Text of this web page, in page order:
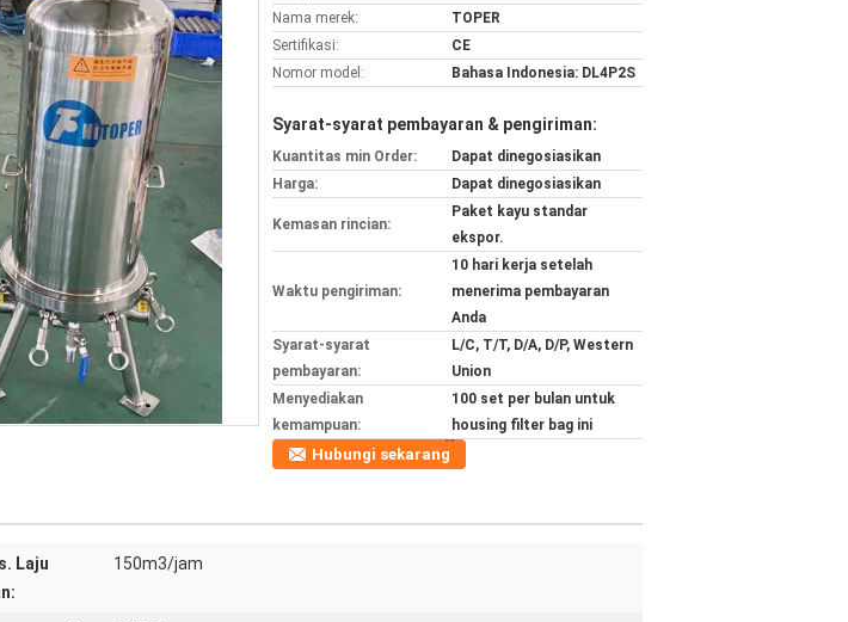
Nama merek:
TOPER
Sertifikasi:
CE
Nomor model:
Bahasa Indonesia: DL4P2S
Syarat-syarat pembayaran & pengiriman:
Kuantitas min Order:
Dapat dinegosiasikan
Harga:
Dapat dinegosiasikan
Kemasan rincian:
Paket kayu standar
ekspor.
Waktu pengiriman:
10 hari kerja setelah
menerima pembayaran
Anda
Syarat-syarat
pembayaran:
L/C, T/T, D/A, D/P, Western
Union
Menyediakan
kemampuan:
100 set per bulan untuk
housing filter bag ini
Hubungi sekarang
Laju
150m3/jam